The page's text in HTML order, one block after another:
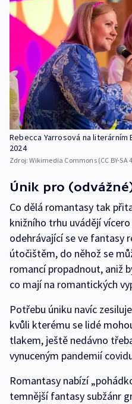
Rebecca Yarrosová na
2024
Zdroj:Wikimedia Commons (CC BY-SA
Únik pro
Co dělá romantasy tak
knižního trhu uvádějí
odehrávající se ve fantasy
útočištěm, do něhož se
romancí propadnout, aniž
co mají na romantických
Potřebu úniku navíc
kvůli kterému se lidé
tlakem, ještě nedávno
vynuceným pandemií
Romantasy nabízí
temnější fantasy subžánr